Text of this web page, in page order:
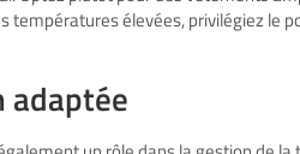
températures élevées, privilégiez le
adaptée